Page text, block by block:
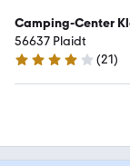
Camping-Center
56637 Plaidt
4.2 Sterne
(21)